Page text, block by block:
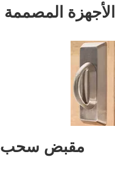
الأجهزة المصممة
مقبض سحب